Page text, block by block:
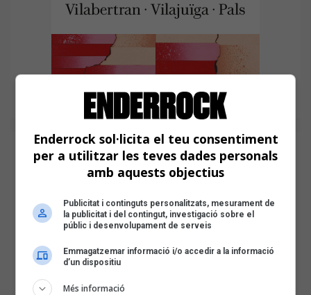
Enderrock sol·licita el teu consentiment
per a utilitzar les teves dades personals
amb aquests objectius
Publicitat i continguts personalitzats, mesurament de
la publicitat i del contingut, investigació sobre el
públic i desenvolupament de serveis
Emmagatzemar informació i/o accedir a la informació
d’un dispositiu
Més informació